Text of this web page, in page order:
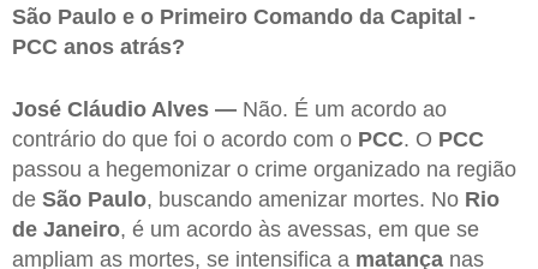
São Paulo e o Primeiro Comando da Capital -
PCC anos atrás?
José Cláudio Alves — Não. É um acordo ao
contrário do que foi o acordo com o PCC. O PCC
passou a hegemonizar o crime organizado na região
de São Paulo, buscando amenizar mortes. No Rio
de Janeiro, é um acordo às avessas, em que se
ampliam as mortes, se intensifica a matança nas